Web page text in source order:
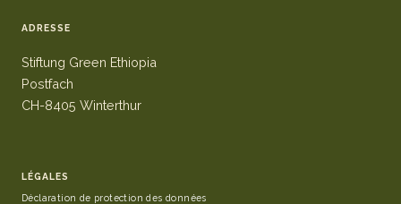
ADRESSE
Stiftung Green Ethiopia
Postfach
CH-8405 Winterthur
LÉGALES
Déclaration de protection des données